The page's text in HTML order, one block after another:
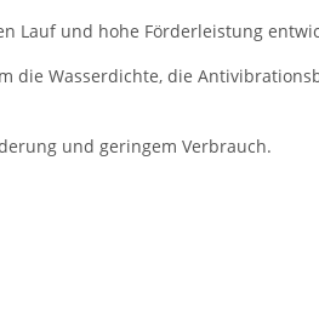
Lauf und hohe Förderleistung
Wasserdichte, die
und geringem Verbrauch.